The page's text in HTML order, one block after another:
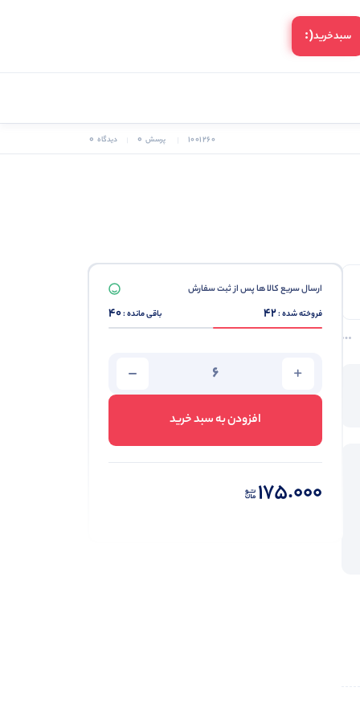
سبد‌خرید(:
1001260 پرسش 0 دیدگاه 0
ارسال سریع کالا ها پس از ثبت سفارش
فروخته شده :42 باقی مانده :40
افزودن به سبد خرید
175.000